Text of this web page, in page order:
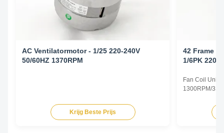
AC Ventilatormotor - 1/25 220-240V
50/60HZ 1370RPM
Krijg Beste Prijs
42 Frame
1/6PK 220-
Fan Coil Unit
1300RPM/
Type
TEAO